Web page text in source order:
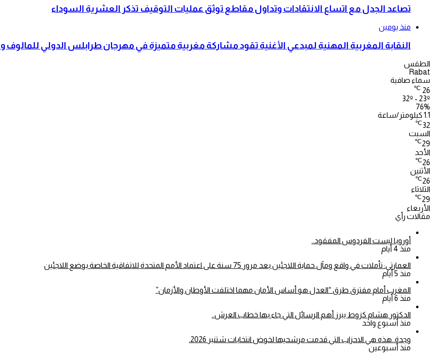
تصاعد الجدل مع اتساع الانتقادات وتداول مقاطع توثق عمليات التوقيف تذكر العشرية السوداء
منذ يومين
النقابة المغربية المهنية لمبدعي الأغنية تقود مشاركة مغربية متميزة في مهرجان طرابلس الدولي
الطقس
Rabat
سماء صافية
26
℃
32º - 23º
76%
1.1 كيلومتر/ساعة
32
℃
السبت
29
℃
الأحد
26
℃
الأثنين
26
℃
الثلاثاء
29
℃
الأربعاء
مقالات رأي
أوروبا ليست الفردوس المفقود..
منذ 4 أيام
العمارتي: تأملات في واقع ومآل حماية اللاجئين بعد مرور 75 سنة على اعتماد الأمم المتحدة للاتفاقية الخاصة بوضع اللاجئين
منذ 5 أيام
المغرب أمام مفترق طرق “العدل هو أساس الأمان مهما اختلفت الأوطان والأزمان”
منذ 6 أيام
الدكتور هشام كزوط يبرز أهم الرسائل التي جاء بها خطاب العرش..
منذ أسبوع واحد
وجدة..هذه هي الاحزاب التي قدمت مرشحيها لخوض انتخابات شتنبر 2026.
منذ أسبوعين